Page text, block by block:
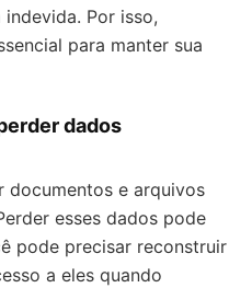
Por isso,
para manter sua
dados
documentos e arquivos
esses dados pode
pode precisar reconstruir
a eles quando